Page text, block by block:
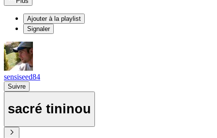
Ajouter à la playlist
Signaler
sensiseed84
Suivre
sacré tininou